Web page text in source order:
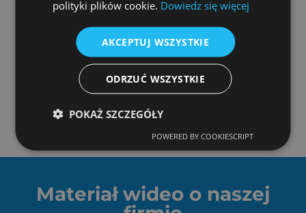
Materiał wideo o naszej
polityki plików cookie. Dowiedz się więcej
AKCEPTUJ WSZYSTKIE
ODRZUĆ WSZYSTKIE
POKAŻ SZCZEGÓŁY
POWERED BY COOKIESCRIPT